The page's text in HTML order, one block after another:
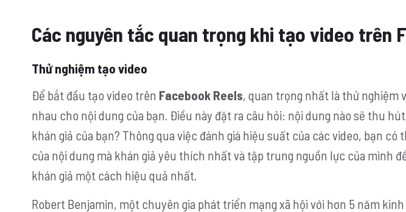
Các nguyên tắc quan trọng khi tạo video trên
Thử nghiệm tạo video
Để bắt đầu tạo video trên Facebook Reels, quan trọng nhất là thử nghiệm
nhau cho nội dung của bạn. Điều này đặt ra câu hỏi: nội dung nào sẽ thu
khán giả của bạn? Thông qua việc đánh giá hiệu suất của các video, bạn
của nội dung mà khán giả yêu thích nhất và tập trung nguồn lực của mình
khán giả một cách hiệu quả nhất.
Robert Benjamin, một chuyên gia phát triển mạng xã hội với hơn 5 năm